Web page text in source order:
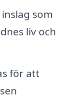
som
liv och
för att